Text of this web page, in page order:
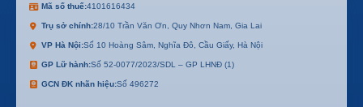
Mã số thuế:4101616434
Trụ sở chính:28/10 Trần Văn Ơn, Quy Nhơn Nam, Gia Lai
VP Hà Nội:Số 10 Hoàng Sâm, Nghĩa Đô, Cầu Giấy, Hà Nội
GP Lữ hành:Số 52-0077/2023/SDL – GP LHNĐ (1)
GCN ĐK nhãn hiệu:Số 496272